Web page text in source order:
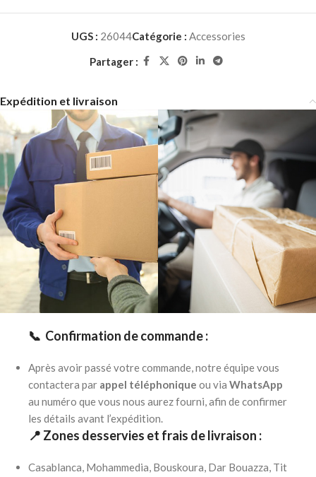
UGS : 26044Catégorie : Accessories
Partager :
Expédition et livraison
📞 Confirmation de commande :
Après avoir passé votre commande, notre équipe vous
contactera par appel téléphonique ou via WhatsApp
au numéro que vous nous aurez fourni, afin de confirmer
les détails avant l’expédition.
📍 Zones desservies et frais de livraison :
Casablanca, Mohammedia, Bouskoura, Dar Bouazza, Tit